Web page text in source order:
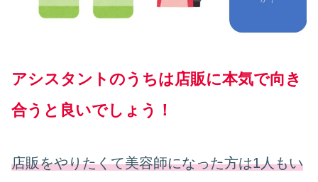
アシスタントのうちは店販に本気で向き
合うと良いでしょう！
店販をやりたくて美容師になった方は1人もい